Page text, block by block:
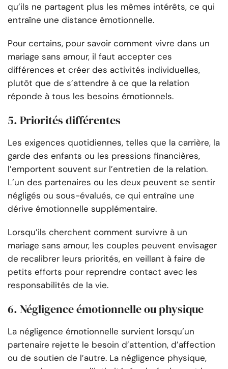
qu’ils ne partagent plus les mêmes intérêts, ce qui
entraîne une distance émotionnelle.
Pour certains, pour savoir comment vivre dans un
mariage sans amour, il faut accepter ces
différences et créer des activités individuelles,
plutôt que de s’attendre à ce que la relation
réponde à tous les besoins émotionnels.
5. Priorités différentes
Les exigences quotidiennes, telles que la carrière, la
garde des enfants ou les pressions financières,
l’emportent souvent sur l’entretien de la relation.
L’un des partenaires ou les deux peuvent se sentir
négligés ou sous-évalués, ce qui entraîne une
dérive émotionnelle supplémentaire.
Lorsqu’ils cherchent comment survivre à un
mariage sans amour, les couples peuvent envisager
de recalibrer leurs priorités, en veillant à faire de
petits efforts pour reprendre contact avec les
responsabilités de la vie.
6. Négligence émotionnelle ou physique
La négligence émotionnelle survient lorsqu’un
partenaire rejette le besoin d’attention, d’affection
ou de soutien de l’autre. La négligence physique,